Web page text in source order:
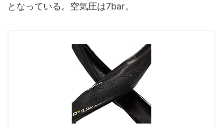
となっている。空気圧は7bar。